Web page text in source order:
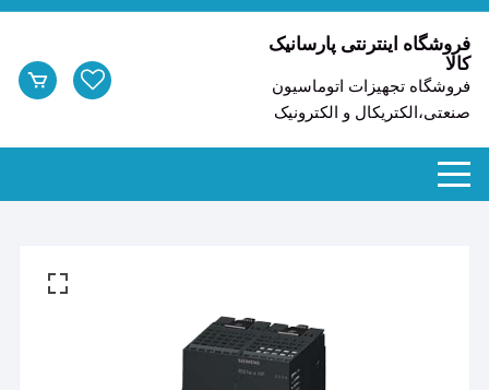
رد
شدن
محتوا
فروشگاه اینترنتی پارسانیک
کالا
فروشگاه تجهیزات اتوماسیون
صنعتی،الکتریکال و الکترونیک